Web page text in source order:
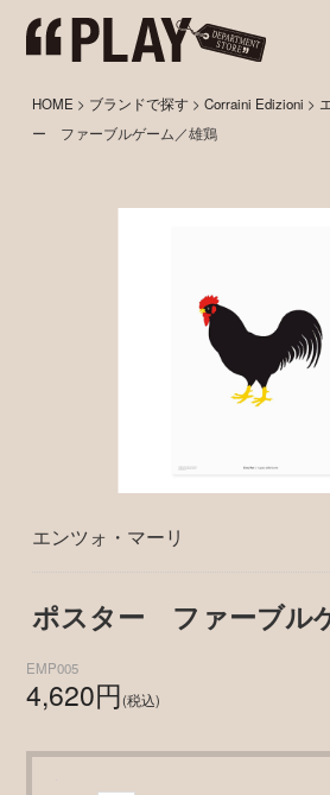
HOME > ブランドで探す >Corraini Edizioni >
ー ファーブルゲーム／雄鶏
エンツォ・マーリ
ポスター ファーブル
EMP005
4,620円(税込)